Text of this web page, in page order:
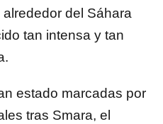
del Sáhara
tan intensa y tan
estado marcadas por
tras Smara, el